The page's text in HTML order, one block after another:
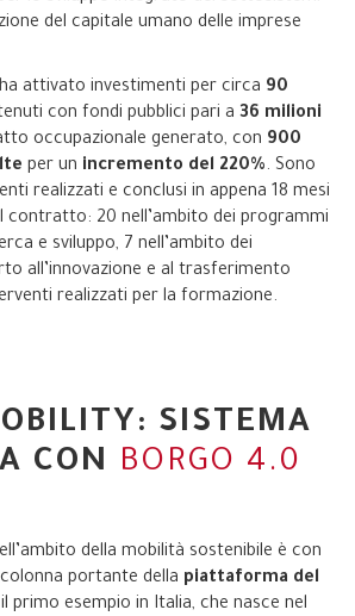
del capitale umano delle imprese
attivato investimenti per circa 90
con fondi pubblici pari a 36 milioni
occupazionale generato, con 900
per un incremento del 220%. Sono
realizzati e conclusi in appena 18 mesi
contratto: 20 nell’ambito dei programmi
e sviluppo, 7 nell’ambito dei
all’innovazione e al trasferimento
realizzati per la formazione.
SISTEMA
CON BORGO 4.0
della mobilità sostenibile è con
portante della piattaforma del
il primo esempio in Italia, che nasce nel